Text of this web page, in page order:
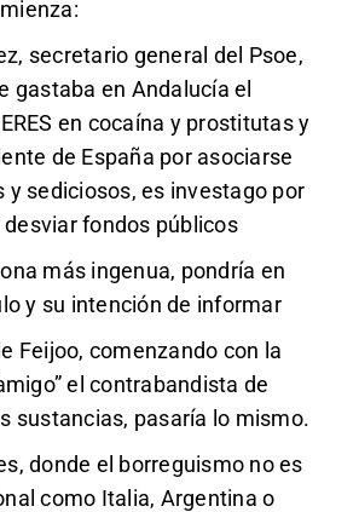
secretario general del Psoe,
gastaba en Andalucía el
en cocaína y prostitutas y
de España por asociarse
y sediciosos, es investago por
fondos públicos
más ingenua, pondría en
y su intención de informar
Feijoo, comenzando con la
el contrabandista de
sustancias, pasaría lo mismo.
donde el borreguismo no es
como Italia, Argentina o